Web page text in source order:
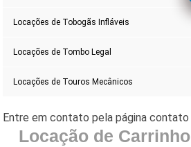
Locações de Tobogãs Infláveis
Locações de Tombo Legal
Locações de Touros Mecânicos
Locação de